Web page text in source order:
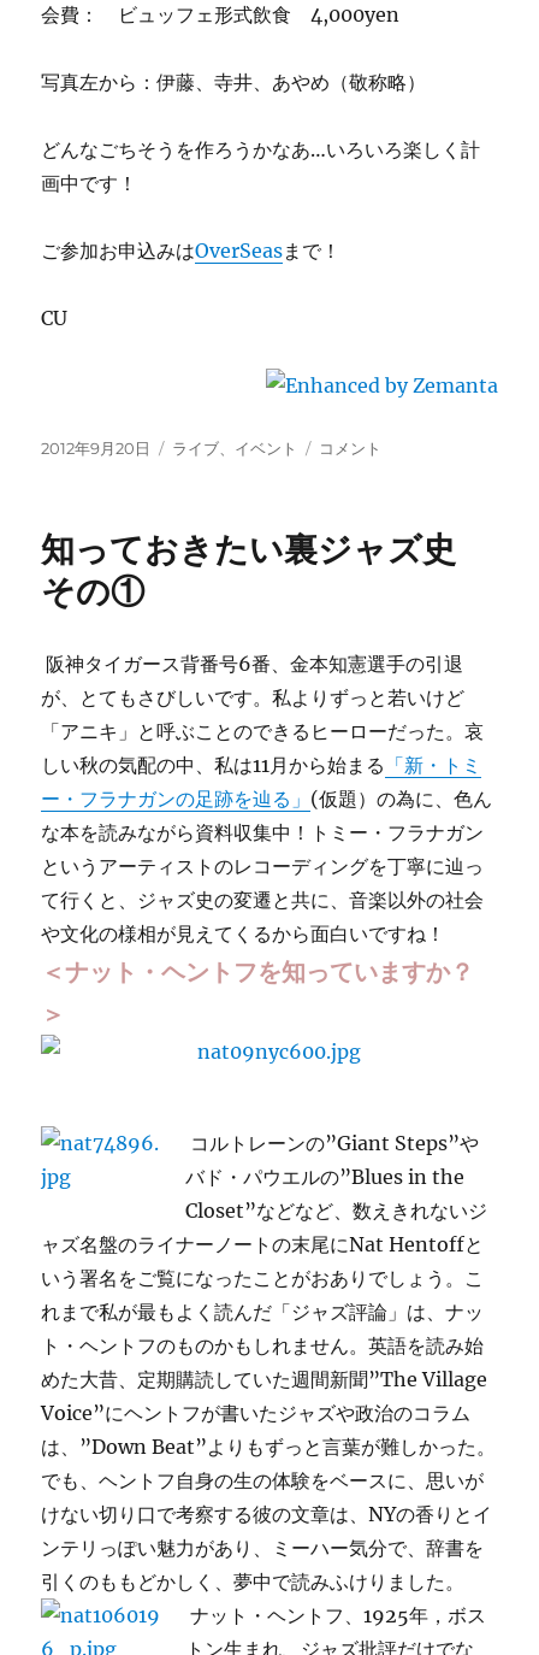
会費： ビュッフェ形式飲食 4,000yen
写真左から：伊藤、寺井、あやめ（敬称略）
どんなごちそうを作ろうかなあ…いろいろ楽しく計
画中です！
ご参加お申込みはOverSeasまで！
CU
投
2012年9月20日
カ
ー
ライブ、イベント
10/13(Sat.)
し
コメント
知っておきたい裏ジャズ史
その①
阪神タイガース背番号6番、金本知憲選手の引退
が、とてもさびしいです。私よりずっと若いけど
「アニキ」と呼ぶことのできるヒーローだった。哀
しい秋の気配の中、私は11月から始まる 「新・トミ
ー・フラナガンの足跡を辿る」 (仮題）の為に、色ん
な本を読みながら資料収集中！トミー・フラナガン
というアーティストのレコーディングを丁寧に辿っ
て行くと、ジャズ史の変遷と共に、音楽以外の社会
や文化の様相が見えてくるから面白いですね！
＜ナット・ヘントフを知っていますか？
＞
コルトレーンの”Giant Steps”や
バド・パウエルの”Blues in the
Closet”などなど、数えきれないジ
ャズ名盤のライナーノートの末尾にNat Hentoffと
いう署名をご覧になったことがおありでしょう。こ
れまで私が最もよく読んだ「ジャズ評論」は、ナッ
ト・ヘントフのものかもしれません。英語を読み始
めた大昔、定期購読していた週間新聞”The Village
Voice”にヘントフが書いたジャズや政治のコラム
は、”Down Beat”よりもずっと言葉が難しかった。
でも、ヘントフ自身の生の体験をベースに、思いが
けない切り口で考察する彼の文章は、NYの香りとイ
ンテリっぽい魅力があり、ミーハー気分で、辞書を
引くのももどかしく、夢中で読みふけりました。
ナット・ヘントフ、1925年，ボス
トン生まれ、ジャズ批評だけでな